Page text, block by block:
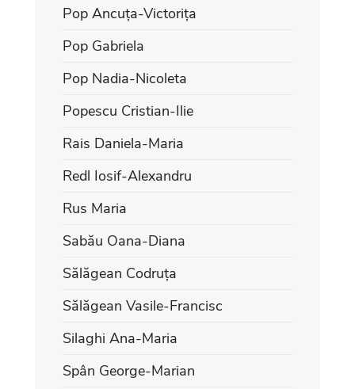
Pop Ancuța-Victorița
Pop Gabriela
Pop Nadia-Nicoleta
Popescu Cristian-Ilie
Rais Daniela-Maria
Redl Iosif-Alexandru
Rus Maria
Sabău Oana-Diana
Sălăgean Codruța
Sălăgean Vasile-Francisc
Silaghi Ana-Maria
Spân George-Marian